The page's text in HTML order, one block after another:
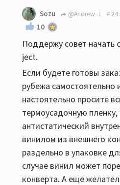
Sozu @Andrew_E 24
10
Поддержу совет начать
ject.
Если будете готовы
рубежа самостоятельно
настоятельно просите
термоусадочную пленку,
антистатический
винилом из внешнего
раздельно в упаковке
случае винил может
конверта. А еще